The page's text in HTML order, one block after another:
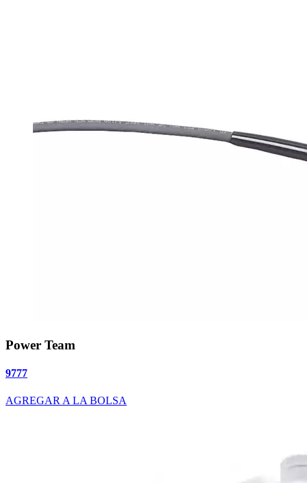
Power Team
9777
AGREGAR A LA BOLSA